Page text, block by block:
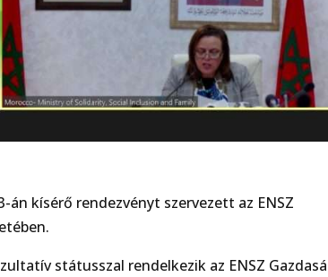
án kísérő rendezvényt szervezett az ENSZ
státusszal rendelkezik az ENSZ